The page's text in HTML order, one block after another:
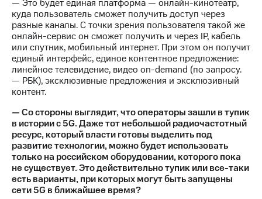
— Это будет единая платформа — онлайн-кинотеатр,
куда пользователь сможет получить доступ через
разные каналы. С точки зрения пользователя такой же
онлайн-сервис он сможет получить и через IP, кабель
или спутник, мобильный интернет. При этом он получит
единый интерфейс, единое контентное предложение:
линейное телевидение, видео on-demand (по запросу.
— РБК), эксклюзивные предложения и эксклюзивный
контент.
— Со стороны выглядит, что операторы зашли в тупик
в истории с 5G. Даже тот небольшой радиочастотный
ресурс, который власти готовы выделить под
развитие технологии, можно будет использовать
только на российском оборудовании, которого пока
не существует. Это действительно тупик или все-таки
есть варианты, при которых могут быть запущены
сети 5G в ближайшее время?